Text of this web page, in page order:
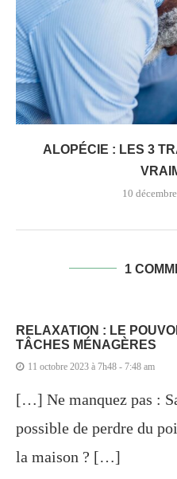
ALOPÉCIE : LES 3
10
1
RELAXATION : LE
TÂCHES MÉNAGÈRES
11 octobre 2023 à 7h48 - 7:48 am
[…] Ne manquez pas :
possible de perdre du
la maison ? […]